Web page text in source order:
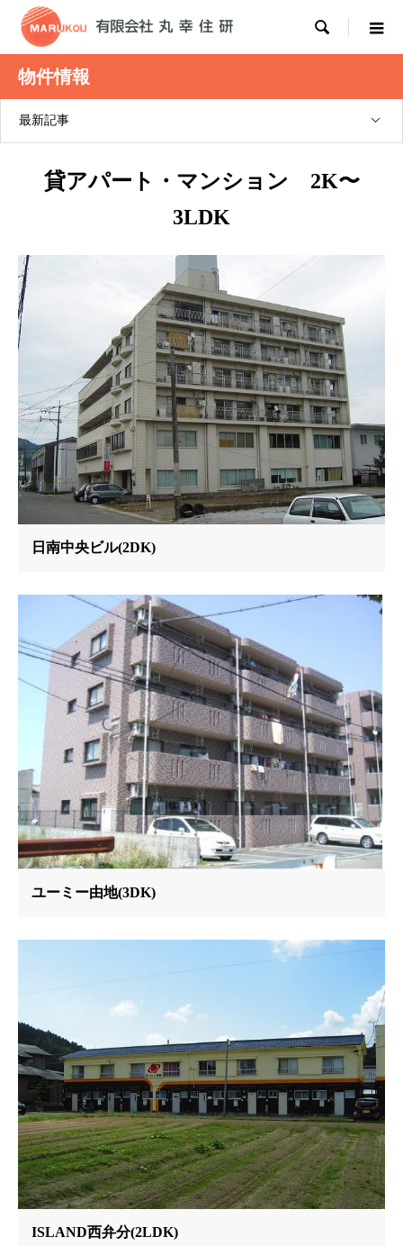

物件情報
最新記事
貸アパート・マンション 2K〜
3LDK
日南中央ビル(2DK)
ユーミー由地(3DK)
ISLAND西弁分(2LDK)